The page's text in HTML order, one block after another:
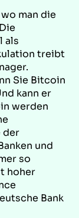
man die
als
treibt
Sie Bitcoin
kann er
werden
der
und
so
hoher
Bank